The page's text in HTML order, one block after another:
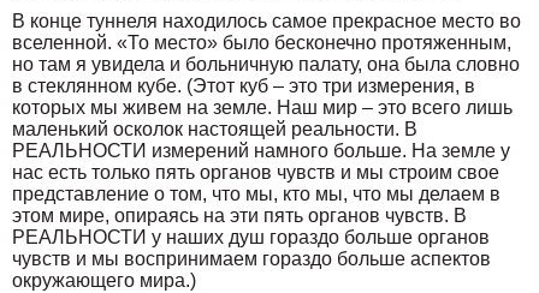
В конце туннеля находилось самое прекрасное место во
вселенной. «То место» было бесконечно протяженным,
но там я увидела и больничную палату, она была словно
в стеклянном кубе. (Этот куб – это три измерения, в
которых мы живем на земле. Наш мир – это всего лишь
маленький осколок настоящей реальности. В
РЕАЛЬНОСТИ измерений намного больше. На земле у
нас есть только пять органов чувств и мы строим свое
представление о том, что мы, кто мы, что мы делаем в
этом мире, опираясь на эти пять органов чувств. В
РЕАЛЬНОСТИ у наших душ гораздо больше органов
чувств и мы воспринимаем гораздо больше аспектов
окружающего мира.)